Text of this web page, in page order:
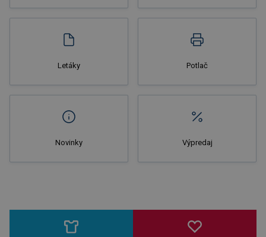
Letáky Potlač
Novinky Výpredaj